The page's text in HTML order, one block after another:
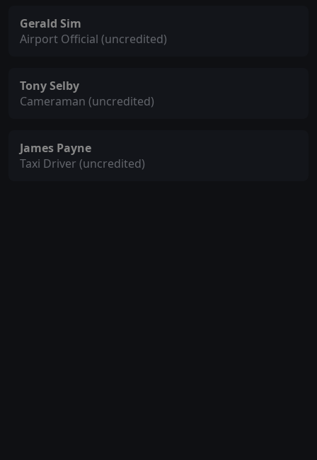
Gerald Sim
Airport Official (uncredited)
Tony Selby
Cameraman (uncredited)
James Payne
Taxi Driver (uncredited)